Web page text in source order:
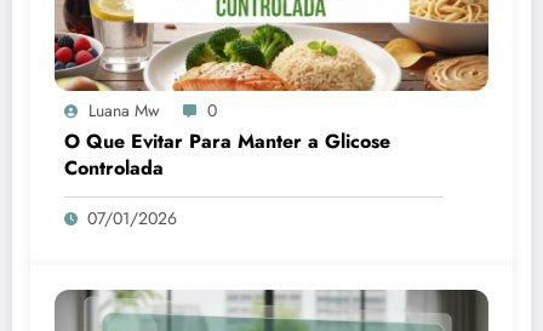
Luana Mw 0
O Que Evitar Para Manter a Glicose
Controlada
07/01/2026